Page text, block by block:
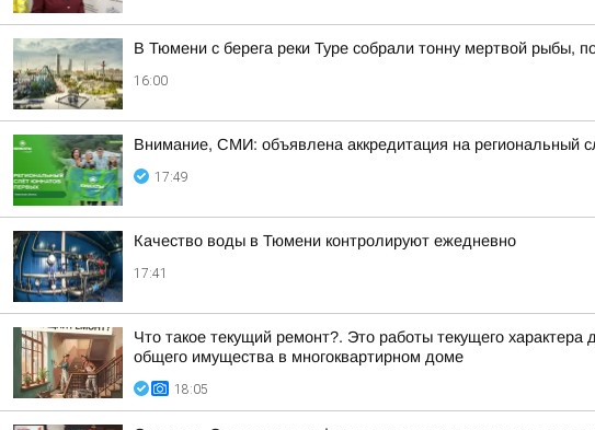
В Тюмени с берега реки Туре собрали тонну мертвой рыбы,
16:00
Внимание, СМИ: объявлена аккредитация на региональный
17:49
Качество воды в Тюмени контролируют ежедневно
17:41
Что такое текущий ремонт?. Это работы текущего
общего имущества в многоквартирном доме
18:05